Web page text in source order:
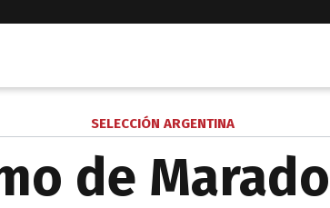
SELECCIÓN ARGENTINA
de